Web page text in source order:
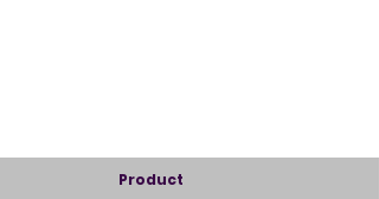
Product